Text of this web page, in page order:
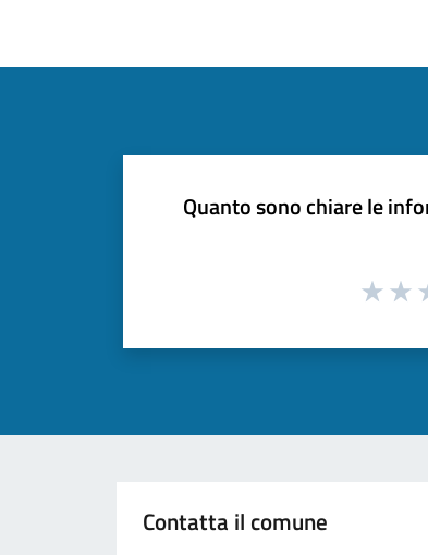
Quanto sono chiare le
Contatta il comune